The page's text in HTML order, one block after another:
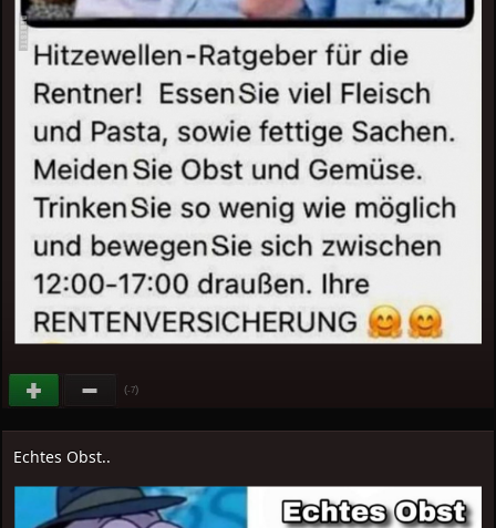
(-7)
Echtes Obst..